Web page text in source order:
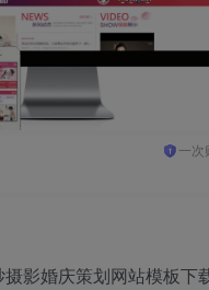
一次
影婚庆策划网站模板下